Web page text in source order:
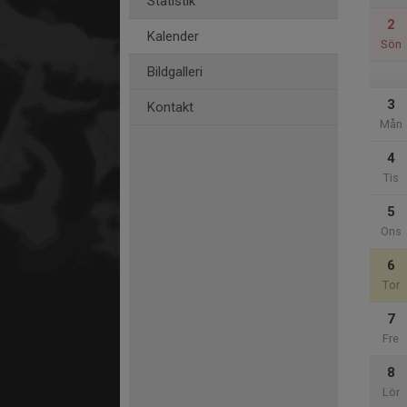
Kalender
Bildgalleri
Kontakt
2
Sön
3
Mån
4
Tis
5
Ons
6
Tor
7
Fre
8
Lör